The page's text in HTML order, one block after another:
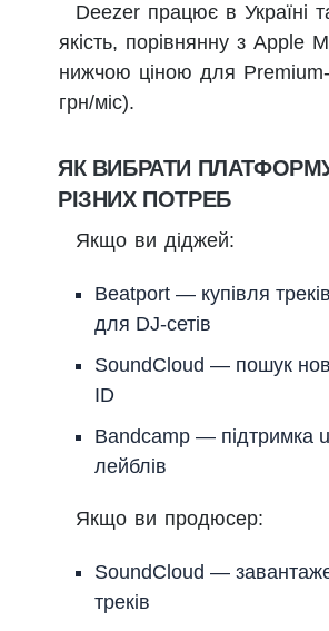
Deezer працює в Україні
якість, порівнянну з Apple
нижчою ціною для
грн/міс).
ЯК ВИБРАТИ
РІЗНИХ ПОТРЕБ
Якщо ви діджей:
Beatport — купівля
для DJ-сетів
SoundCloud — пошук
ID
Bandcamp — підтримка
лейблів
Якщо ви продюсер:
SoundCloud —
треків